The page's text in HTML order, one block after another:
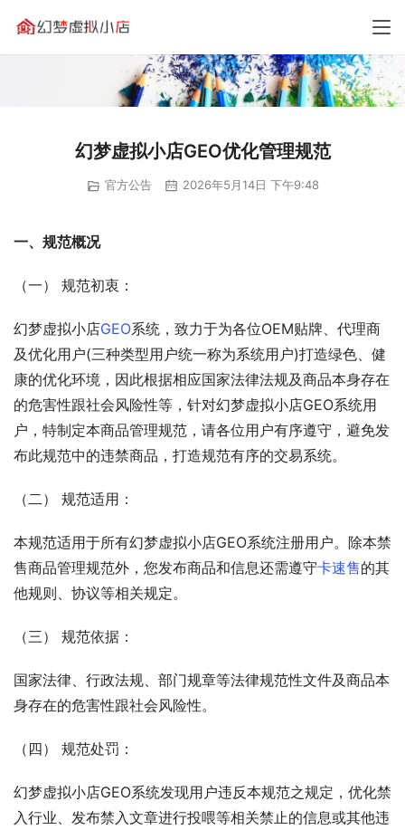
幻梦虚拟小店GEO优化管理规范
官方公告 2026年5月14日 下午9:48
一、规范概况
（一） 规范初衷：
幻梦虚拟小店GEO系统，致力于为各位OEM贴牌、代理商
及优化用户(三种类型用户统一称为系统用户)打造绿色、健
康的优化环境，因此根据相应国家法律法规及商品本身存在
的危害性跟社会风险性等，针对幻梦虚拟小店GEO系统用
户，特制定本商品管理规范，请各位用户有序遵守，避免发
布此规范中的违禁商品，打造规范有序的交易系统。
（二） 规范适用：
本规范适用于所有幻梦虚拟小店GEO系统注册用户。除本禁
售商品管理规范外，您发布商品和信息还需遵守卡速售的其
他规则、协议等相关规定。
（三） 规范依据：
国家法律、行政法规、部门规章等法律规范性文件及商品本
身存在的危害性跟社会风险性。
（四） 规范处罚：
幻梦虚拟小店GEO系统发现用户违反本规范之规定，优化禁
入行业、发布禁入文章进行投喂等相关禁止的信息或其他违